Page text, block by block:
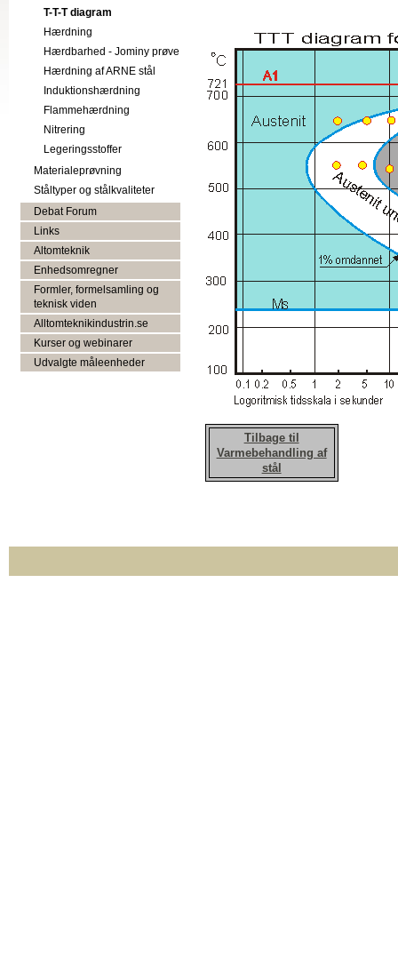
T-T-T diagram
Hærdning
Hærdbarhed - Jominy prøve
Hærdning af ARNE stål
Induktionshærdning
Flammehærdning
Nitrering
Legeringsstoffer
Materialeprøvning
Ståltyper og stålkvaliteter
Debat Forum
Links
Altomteknik
Enhedsomregner
Formler, formelsamling og
teknisk viden
Alltomteknikindustrin.se
Kurser og webinarer
Udvalgte måleenheder
Tilbage til
Varmebehandling af
stål